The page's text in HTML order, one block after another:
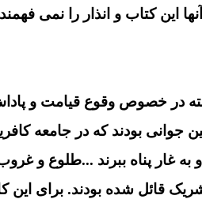
آنها این کتاب و انذار را
بودند که در جامعه
غار پناه ببرند ...طلوع و
قائل شده بودند. برای این